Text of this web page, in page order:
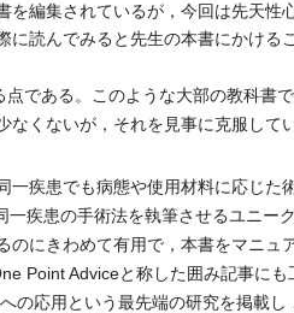
を編集されているが，今回は先天性
読んでみると先生の本書にかける
である。このような大部の教科書
くないが，それを見事に克服してい
疾患でも病態や使用材料に応じた
疾患の手術法を執筆させるユニー
にきわめて有用で，本書をマニュ
Point Adviceと称した囲み記事にも
の応用という最先端の研究を掲載し